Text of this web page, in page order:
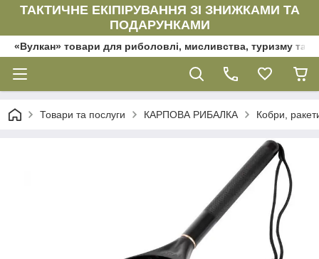
ТАКТИЧНЕ ЕКІПІРУВАННЯ ЗІ ЗНИЖКАМИ ТА
ПОДАРУНКАМИ
«Вулкан» товари для риболовлі, мисливства, туризму та
Товари та послуги КАРПОВА РИБАЛКА Кобри,